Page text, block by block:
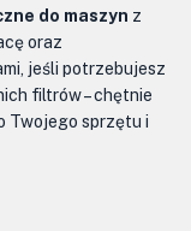
do maszyn z
oraz
jeśli potrzebujesz
filtrów – chętnie
Twojego sprzętu i